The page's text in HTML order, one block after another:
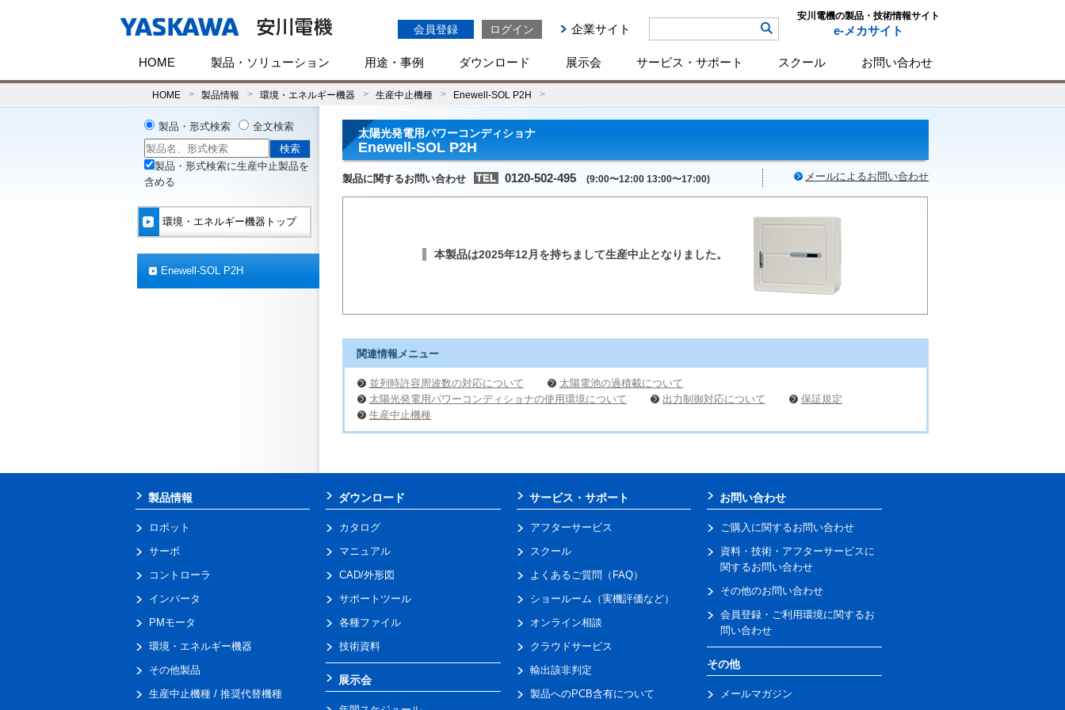
会員登録 ログイン 企業サイト
安川電機の製品・技術情報サイト
e-メカサイト
HOME 製品・ソリューション 用途・事例 ダウンロード 展示会 サービス・サポート スクール お問い合わせ
HOME 製品情報 環境・エネルギー機器 生産中止機種 Enewell-SOL P2H
太陽光発電用パワーコンディショナ
Enewell-SOL P2H
製品に関するお問い合わせ 0120-502-495 (9:00〜12:00 13:00〜17:00) メールによるお問い合わせ
本製品は2025年12月を持ちまして生産中止となりました。
関連情報メニュー
並列時許容周波数の対応について
太陽電池の過積載について
太陽光発電用パワーコンディショナの使用環境について
出力制御対応について
保証規定
生産中止機種
製品・形式検索 全文検索
製品・形式検索に生産中止製品を
含める
環境・エネルギー機器トップ
Enewell-SOL P2H
製品情報
ロボット
サーボ
コントローラ
インバータ
PMモータ
環境・エネルギー機器
その他製品
生産中止機種 / 推奨代替機種
ダウンロード
カタログ
マニュアル
CAD/外形図
サポートツール
各種ファイル
技術資料
展示会
サービス・サポート
アフターサービス
スクール
よくあるご質問（FAQ）
ショールーム（実機評価など）
オンライン相談
クラウドサービス
輸出該非判定
製品へのPCB含有について
お問い合わせ
ご購入に関するお問い合わせ
資料・技術・アフターサービスに
関するお問い合わせ
その他のお問い合わせ
会員登録・ご利用環境に関するお
問い合わせ
その他
メールマガジン